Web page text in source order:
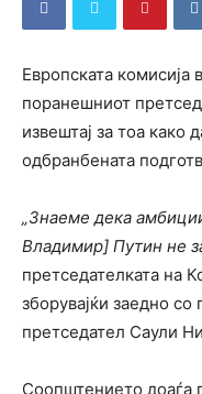
Европската комисија
поранешниот
извештај за тоа како
одбранбената
„Знаеме дека
Владимир] Путин не
претседателката на
зборувајќи заедно
претседател Саули
Соопштението доаѓа